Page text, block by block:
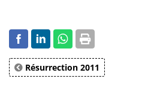
Résurrection 2011